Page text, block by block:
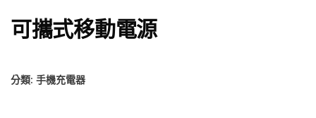
可攜式移動電源
分類: 手機充電器